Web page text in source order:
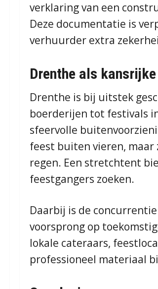
verklaring van een
Deze documentatie is
verhuurder extra
Drenthe als
Drenthe is bij uitstek
boerderijen tot festivals
sfeervolle
feest buiten vieren, maar
regen. Een stretchtent
feestgangers zoeken.
Daarbij is de
voorsprong op
lokale cateraars,
professioneel materiaal